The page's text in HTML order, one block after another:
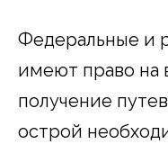
Федеральные и
имеют право на
получение
острой